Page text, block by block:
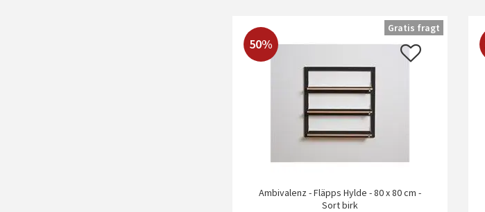
50%
Ambivalenz - Fläpps Hylde - 80 x 80 cm -
Sort birk
Gratis fragt